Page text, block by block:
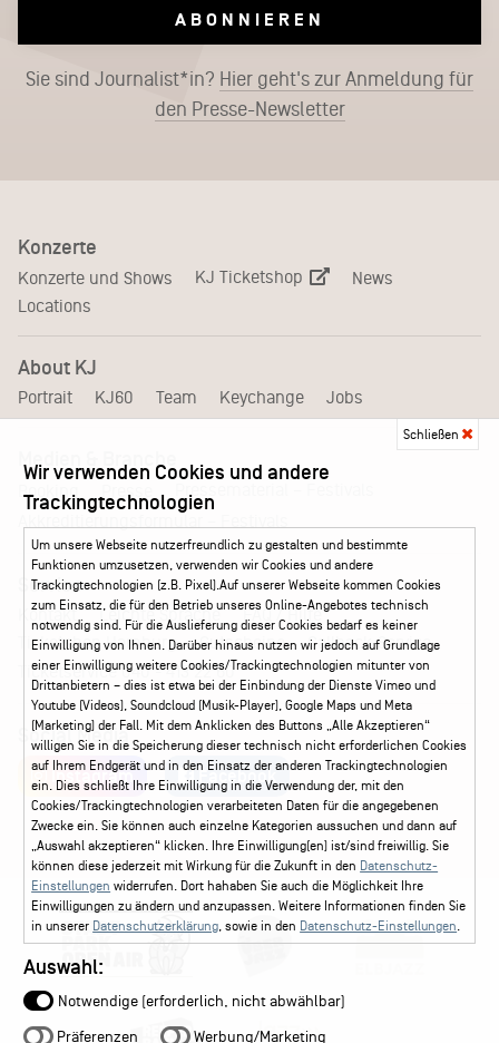
ABONNIEREN
Sie sind Journalist*in? Hier geht's zur Anmeldung für
den Presse-Newsletter
Konzerte
Konzerte und Shows KJ Ticketshop
News
Locations
About KJ
Portrait KJ60 Team Keychange Jobs
Medien & Branche
Booking Presse
Service
Kontakt Leichte Sprache
FAQ / Hilfe
Ticketshop Hamburg
Gutscheine
Callback-Service
Ticketservice 040 - 413 22 60
Social Media
Instagram Facebook
Schließen
Wir verwenden Cookies und andere
Trackingtechnologien
Um unsere Webseite nutzerfreundlich zu gestalten und bestimmte
Funktionen umzusetzen, verwenden wir Cookies und andere
Trackingtechnologien (z.B. Pixel).Auf unserer Webseite kommen Cookies
zum Einsatz, die für den Betrieb unseres Online-Angebotes technisch
notwendig sind. Für die Auslieferung dieser Cookies bedarf es keiner
Einwilligung von Ihnen. Darüber hinaus nutzen wir jedoch auf Grundlage
einer Einwilligung weitere Cookies/Trackingtechnologien mitunter von
Drittanbietern – dies ist etwa bei der Einbindung der Dienste Vimeo und
Youtube (Videos), Soundcloud (Musik-Player), Google Maps und Meta
(Marketing) der Fall. Mit dem Anklicken des Buttons „Alle Akzeptieren“
willigen Sie in die Speicherung dieser technisch nicht erforderlichen Cookies
auf Ihrem Endgerät und in den Einsatz der anderen Trackingtechnologien
ein. Dies schließt Ihre Einwilligung in die Verwendung der, mit den
Cookies/Trackingtechnologien verarbeiteten Daten für die angegebenen
Zwecke ein. Sie können auch einzelne Kategorien aussuchen und dann auf
„Auswahl akzeptieren“ klicken. Ihre Einwilligung(en) ist/sind freiwillig. Sie
können diese jederzeit mit Wirkung für die Zukunft in den Datenschutz-
Einstellungen widerrufen. Dort hahaben Sie auch die Möglichkeit Ihre
Einwilligungen zu ändern und anzupassen. Weitere Informationen finden Sie
in unserer Datenschutzerklärung, sowie in den Datenschutz-Einstellungen.
Auswahl:
Notwendige (erforderlich, nicht abwählbar)
Präferenzen Werbung/Marketing